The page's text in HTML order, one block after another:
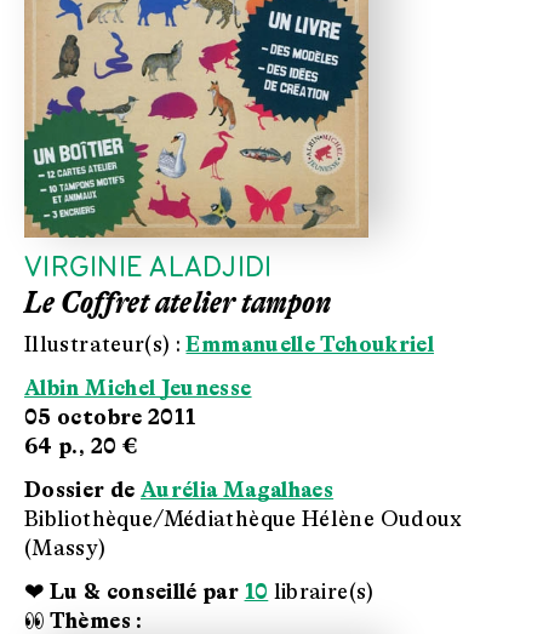
VIRGINIE ALADJIDI
Le Coffret atelier tampon
Illustrateur(s) :Emmanuelle Tchoukriel
Albin Michel Jeunesse
05 octobre 2011
64 p., 20 €
Dossier de Aurélia Magalhaes
Bibliothèque/Médiathèque Hélène Oudoux
(Massy)
❤ Lu & conseillé par 10 libraire(s)
👀 Thèmes :